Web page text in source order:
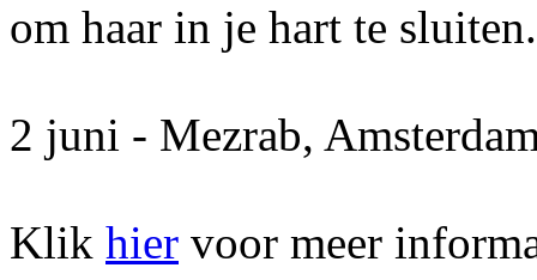
om haar in je hart te sluiten.
2 juni - Mezrab,
Klik hier voor meer